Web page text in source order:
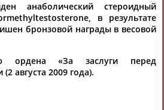
СТАДИОН)
на решение МОК о допинге в
штангисты Хаджимурат Аккаев
В пробах всех четырех
анаболический стероидный
в результате
бронзовой награды в весовой
ордена «За заслуги перед
августа 2009 года).